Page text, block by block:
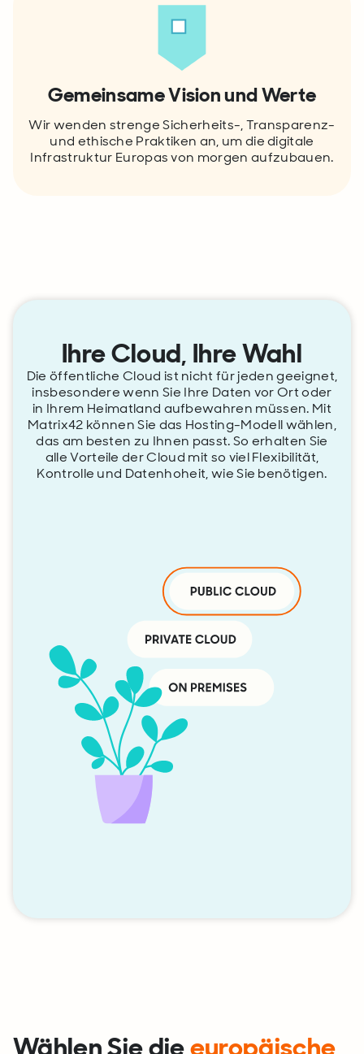
Gemeinsame Vision und Werte
Wir wenden strenge Sicherheits-, Transparenz-
und ethische Praktiken an, um die digitale
Infrastruktur Europas von morgen aufzubauen.
Ihre Cloud, Ihre Wahl
Die öffentliche Cloud ist nicht für jeden geeignet,
insbesondere wenn Sie Ihre Daten vor Ort oder
in Ihrem Heimatland aufbewahren müssen. Mit
Matrix42 können Sie das Hosting-Modell wählen,
das am besten zu Ihnen passt. So erhalten Sie
alle Vorteile der Cloud mit so viel Flexibilität,
Kontrolle und Datenhoheit, wie Sie benötigen.